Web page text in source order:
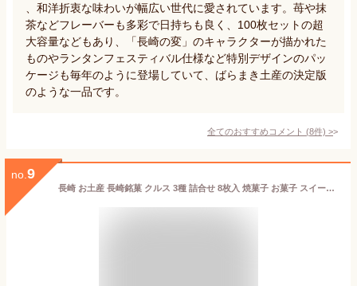
、和洋折衷な味わいが幅広い世代に愛されています。苺や抹
茶などフレーバーも多彩で日持ちも良く、100枚セットの超
大容量などもあり、「長崎の変」のキャラクターが描かれた
ものやランタンフェスティバル仕様など特別デザインのパッ
ケージも毎年のように登場していて、ばらまき土産の決定版
のような一品です。
全てのおすすめコメント (8件) >
no. 9
長崎 お土産 長崎銘菓 クルス 3種 詰合せ 8枚入 焼菓子 お菓子 スイーツ 土産 手土産 長崎土産 修学旅行 ギフト プレゼント かわいい お取り寄せ お礼 個包装 ジンジャー 生姜 ホワイトチョコ 珈琲 コーヒー 苺 いちご イチゴ さちのか 長崎県産